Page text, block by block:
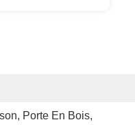
Porte En Bois,